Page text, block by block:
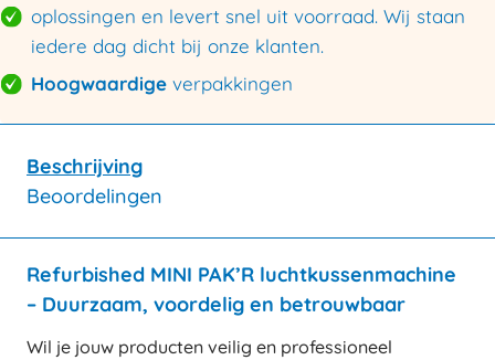
oplossingen en levert snel uit voorraad. Wij staan
iedere dag dicht bij onze klanten.
Hoogwaardige verpakkingen
Beschrijving
Beoordelingen
Refurbished MINI PAK’R luchtkussenmachine
– Duurzaam, voordelig en betrouwbaar
Wil je jouw producten veilig en professioneel